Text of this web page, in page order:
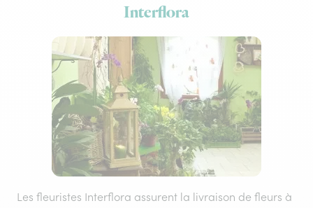
Interflora
Les fleuristes Interflora assurent la livraison de fleurs à